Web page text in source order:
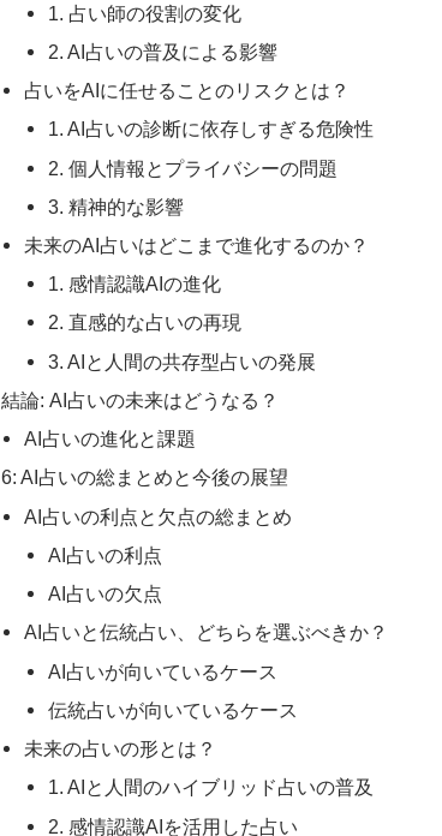
1. 占い師の役割の変化
2. AI占いの普及による影響
占いをAIに任せることのリスクとは？
1. AI占いの診断に依存しすぎる危険性
2. 個人情報とプライバシーの問題
3. 精神的な影響
未来のAI占いはどこまで進化するのか？
1. 感情認識AIの進化
2. 直感的な占いの再現
3. AIと人間の共存型占いの発展
結論: AI占いの未来はどうなる？
AI占いの進化と課題
6: AI占いの総まとめと今後の展望
AI占いの利点と欠点の総まとめ
AI占いの利点
AI占いの欠点
AI占いと伝統占い、どちらを選ぶべきか？
AI占いが向いているケース
伝統占いが向いているケース
未来の占いの形とは？
1. AIと人間のハイブリッド占いの普及
2. 感情認識AIを活用した占い